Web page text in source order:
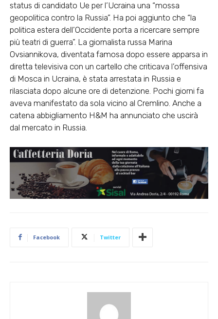
status di candidato Ue per l’Ucraina una “mossa
geopolitica contro la Russia”. Ha poi aggiunto che “la
politica estera dell’Occidente porta a ricercare sempre
più teatri di guerra”. La giornalista russa Marina
Ovsiannikova, diventata famosa dopo essere apparsa in
diretta televisiva con un cartello che criticava l’offensiva
di Mosca in Ucraina, è stata arrestata in Russia e
rilasciata dopo alcune ore di detenzione. Pochi giorni fa
aveva manifestato da sola vicino al Cremlino. Anche a
catena abbigliamento H&M ha annunciato che uscirà
dal mercato in Russia.
Facebook Twitter